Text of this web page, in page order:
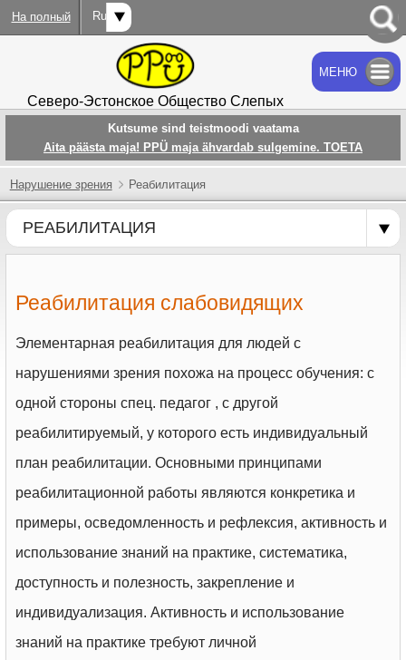
На полный Rus
OTSI
Северо-Эстонское Общество Слепых
МЕНЮ
Kutsume sind teistmoodi vaatama
Aita päästa maja! PPÜ maja ähvardab sulgemine. TOETA
Hарушение зрения Реабилитация
РЕАБИЛИТАЦИЯ
Реабилитация слабовидящих
Элементарная реабилитация для людей с
нарушениями зрения похожа на процесс обучения: с
одной стороны спец. педагог , с другой
реабилитируемый, у которого есть индивидуальный
план реабилитации. Основными принципами
реабилитационной работы являются конкретика и
примеры, осведомленность и рефлексия, активность и
использование знаний на практике, систематика,
доступность и полезность, закрепление и
индивидуализация. Активность и использование
знаний на практике требуют личной